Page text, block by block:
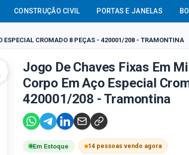
CONSTRUÇÃO CIVIL PORTAS E JANELAS
ESPECIAL CROMADO 8 PEÇAS - 420001/208 - TRAMONTINA
Jogo De Chaves Fixas Em
Corpo Em Aço Especial
420001/208 - Tramontina
Em Estoque 14 pessoas vendo agora